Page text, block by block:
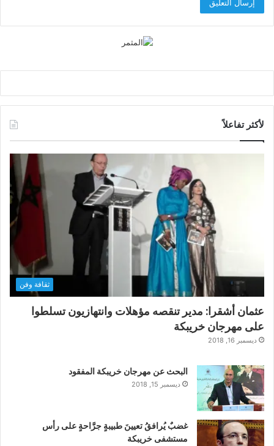
لأكثر تفاعلاً
ثقافة وفن
عثمان أشقرا: مدير تنقصه مؤهلات وانتهازيون تسلطوا
على مهرجان خريبكة
ديسمبر 16, 2018
البحث عن مهرجان خريبكة المفقود
ديسمبر 15, 2018
غضبٌ يُرافقُ تعيينَ طبيبةٍ جرَّاحةٍ على رأس
مستشفى خريبكة